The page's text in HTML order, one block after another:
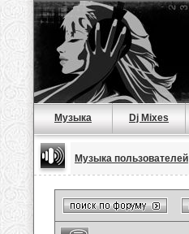
Музыка Dj Mixes
Музыка пользователей